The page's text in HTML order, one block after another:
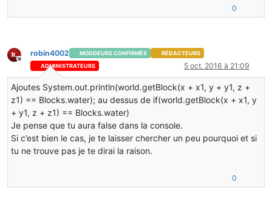
0
Hors-ligne
robin4002 MODDEURS CONFIRMÉS
RÉDACTEURS
ADMINISTRATEURS
5 oct. 2016 à 21:09
Ajoutes System.out.println(world.getBlock(x + x1, y + y1, z +
z1) == Blocks.water); au dessus de if(world.getBlock(x + x1, y
+ y1, z + z1) == Blocks.water)
Je pense que tu aura false dans la console.
Si c’est bien le cas, je te laisser chercher un peu pourquoi et si
tu ne trouve pas je te dirai la raison.
0